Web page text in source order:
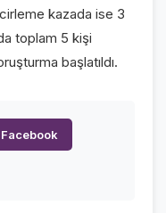
kazada ise 3
toplam 5 kişi
başlatıldı.
Facebook